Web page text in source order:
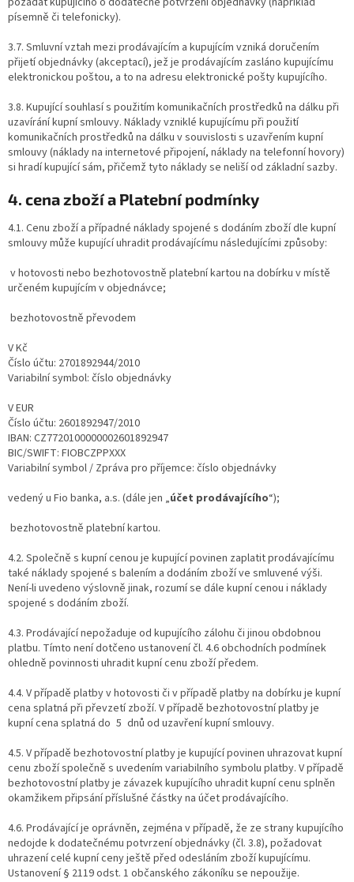
písemně či telefonicky).
3.7. Smluvní vztah mezi prodávajícím a kupujícím vzniká doručením
přijetí objednávky (akceptací), jež je prodávajícím zasláno kupujícímu
elektronickou poštou, a to na adresu elektronické pošty kupujícího.
3.8. Kupující souhlasí s použitím komunikačních prostředků na dálku při
uzavírání kupní smlouvy. Náklady vzniklé kupujícímu při použití
komunikačních prostředků na dálku v souvislosti s uzavřením kupní
smlouvy (náklady na internetové připojení, náklady na telefonní hovory)
si hradí kupující sám, přičemž tyto náklady se neliší od základní sazby.
4. cena zboží a Platební podmínky
4.1. Cenu zboží a případné náklady spojené s dodáním zboží dle kupní
smlouvy může kupující uhradit prodávajícímu následujícími způsoby:
v hotovosti nebo bezhotovostně platební kartou na dobírku v místě
určeném kupujícím v objednávce;
bezhotovostně převodem
V Kč
Číslo účtu: 2701892944/2010
Variabilní symbol: číslo objednávky
V EUR
Číslo účtu: 2601892947/2010
IBAN: CZ7720100000002601892947
BIC/SWIFT: FIOBCZPPXXX
Variabilní symbol / Zpráva pro příjemce: číslo objednávky
vedený u Fio banka, a.s. (dále jen „účet prodávajícího“);
bezhotovostně platební kartou.
4.2. Společně s kupní cenou je kupující povinen zaplatit prodávajícímu
také náklady spojené s balením a dodáním zboží ve smluvené výši.
Není-li uvedeno výslovně jinak, rozumí se dále kupní cenou i náklady
spojené s dodáním zboží.
4.3. Prodávající nepožaduje od kupujícího zálohu či jinou obdobnou
platbu. Tímto není dotčeno ustanovení čl. 4.6 obchodních podmínek
ohledně povinnosti uhradit kupní cenu zboží předem.
4.4. V případě platby v hotovosti či v případě platby na dobírku je kupní
cena splatná při převzetí zboží. V případě bezhotovostní platby je
kupní cena splatná do 5 dnů od uzavření kupní smlouvy.
4.5. V případě bezhotovostní platby je kupující povinen uhrazovat kupní
cenu zboží společně s uvedením variabilního symbolu platby. V případě
bezhotovostní platby je závazek kupujícího uhradit kupní cenu splněn
okamžikem připsání příslušné částky na účet prodávajícího.
4.6. Prodávající je oprávněn, zejména v případě, že ze strany kupujícího
nedojde k dodatečnému potvrzení objednávky (čl. 3.8), požadovat
uhrazení celé kupní ceny ještě před odesláním zboží kupujícímu.
Ustanovení § 2119 odst. 1 občanského zákoníku se nepoužije.